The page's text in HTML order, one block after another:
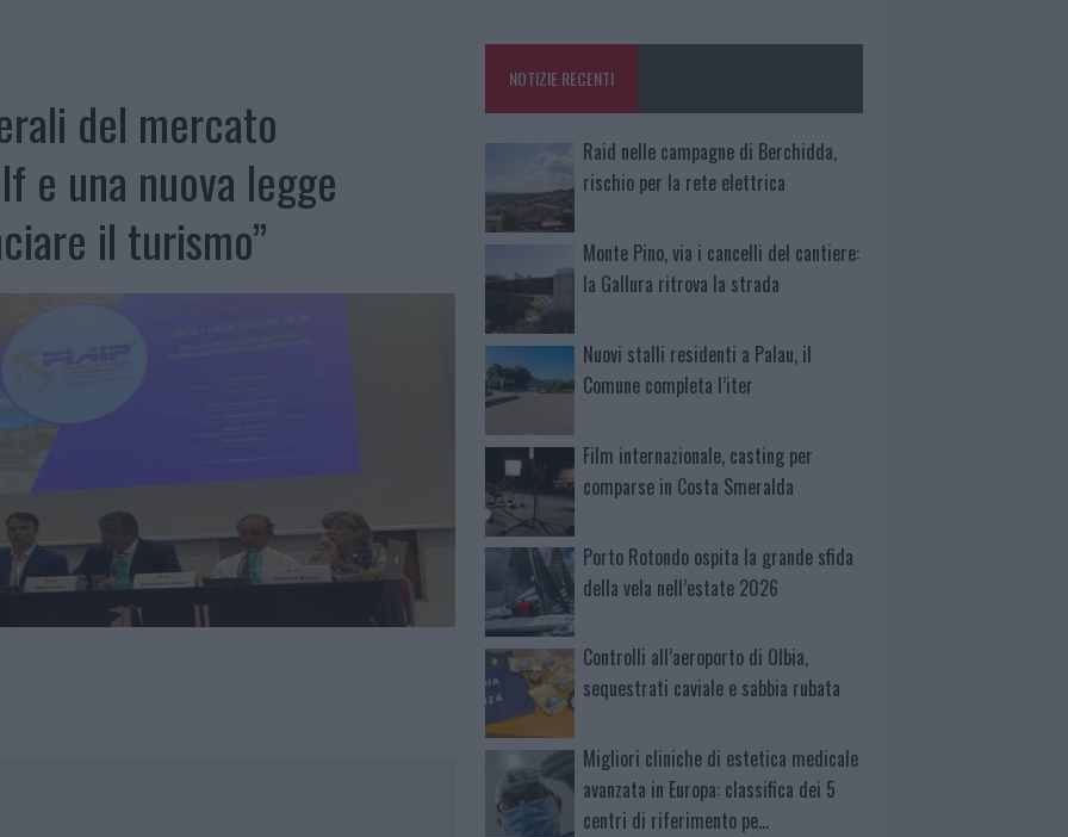
del mercato
e una nuova legge
il turismo”
NOTIZIE RECENTI
Raid nelle campagne di Berchidda,
rischio per la rete elettrica
Monte Pino, via i cancelli del cantiere:
la Gallura ritrova la strada
Nuovi stalli residenti a Palau, il
Comune completa l’iter
Film internazionale, casting per
comparse in Costa Smeralda
Porto Rotondo ospita la grande sfida
della vela nell’estate 2026
Controlli all’aeroporto di Olbia,
sequestrati caviale e sabbia rubata
Migliori cliniche di estetica medicale
avanzata in Europa: classifica dei 5
centri di riferimento pe…